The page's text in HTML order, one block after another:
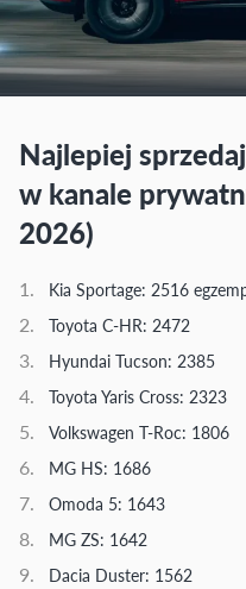
Najlepiej
w kanale
2026)
Kia Sportage: 2516
Toyota C-HR: 2472
Hyundai Tucson: 2385
Toyota Yaris Cross: 2323
Volkswagen T-Roc: 1806
MG HS: 1686
Omoda 5: 1643
MG ZS: 1642
Dacia Duster: 1562